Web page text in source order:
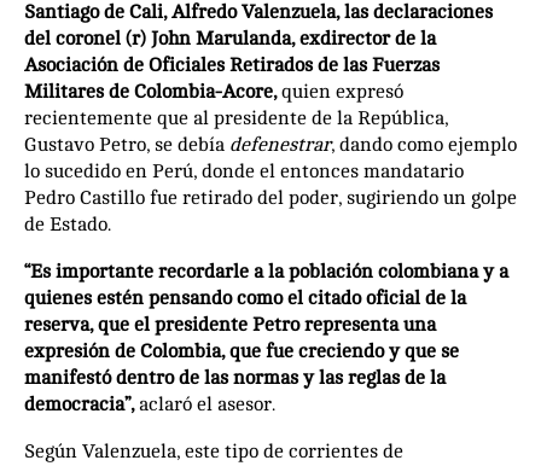
Santiago de Cali, Alfredo Valenzuela, las declaraciones
del coronel (r) John Marulanda, exdirector de la
Asociación de Oficiales Retirados de las Fuerzas
Militares de Colombia-Acore,quien expresó
recientemente que al presidente de la República,
Gustavo Petro, se debía defenestrar, dando como ejemplo
lo sucedido en Perú, donde el entonces mandatario
Pedro Castillo fue retirado del poder, sugiriendo un golpe
de Estado.
“Es importante recordarle a la población colombiana y a
quienes estén pensando como el citado oficial de la
reserva, que el presidente Petro representa una
expresión de Colombia, que fue creciendo y que se
manifestó dentro de las normas y las reglas de la
democracia”,aclaró el asesor.
Según Valenzuela, este tipo de corrientes de